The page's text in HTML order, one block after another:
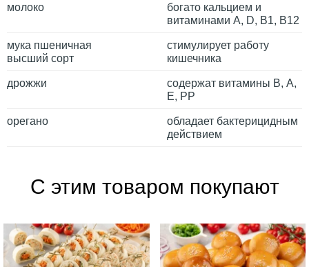
молоко
богато кальцием и
витаминами A, D, B1, B12
мука пшеничная
высший сорт
стимулирует работу
кишечника
дрожжи
содержат витамины В, А,
Е, РР
орегано
обладает бактерицидным
действием
С этим товаром покупают